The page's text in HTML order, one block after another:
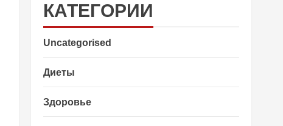
КАТЕГОРИИ
Uncategorised
Диеты
Здоровье